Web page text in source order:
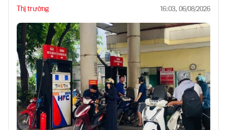
Thị trường 16:03, 06/08/2026